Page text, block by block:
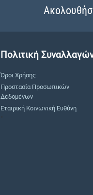
Πολιτική
Όροι Χρήσης
Προστασία Προσωπικών
Δεδομένων
Εταιρική Κοινωνική Ευθύνη
"